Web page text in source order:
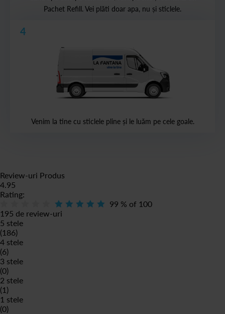
Pachet Refill. Vei plăti doar apa, nu și sticlele.
4
Venim la tine cu sticlele pline și le luăm pe cele goale.
Review-uri Produs
4.95
Rating:
99 % of 100
195 de review-uri
5 stele
(186)
4 stele
(6)
3 stele
(0)
2 stele
(1)
1 stele
(0)